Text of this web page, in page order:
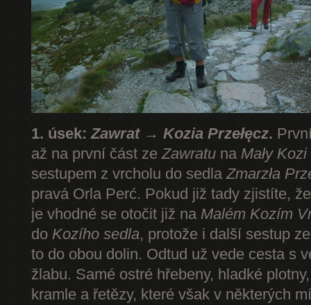
1. úsek:Zawrat → Kozia Przełęcz.
až na první část zeZawratu naMały Kozi
sestupem z vrcholu do sedlaZmarzła
pravá Orla Perć. Pokud již tady zjistíte,
je vhodné se otočit již na Malém Kozím
do Kozího sedla, protože i další sestup
to do obou dolin. Odtud už vede cesta s
žlabu. Samé ostré hřebeny, hladké
kramle a řetězy, které však v některých